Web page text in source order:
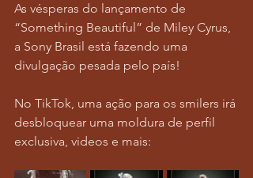
As vésperas do lançamento de
“Something Beautiful” de Miley Cyrus,
a Sony Brasil está fazendo uma
divulgação pesada pelo país!
No TikTok, uma ação para os smilers irá
desbloquear uma moldura de perfil
exclusiva, videos e mais: